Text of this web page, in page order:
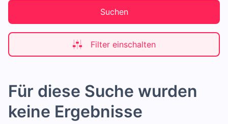
Suchen
Filter einschalten
Für diese Suche wurden
keine Ergebnisse